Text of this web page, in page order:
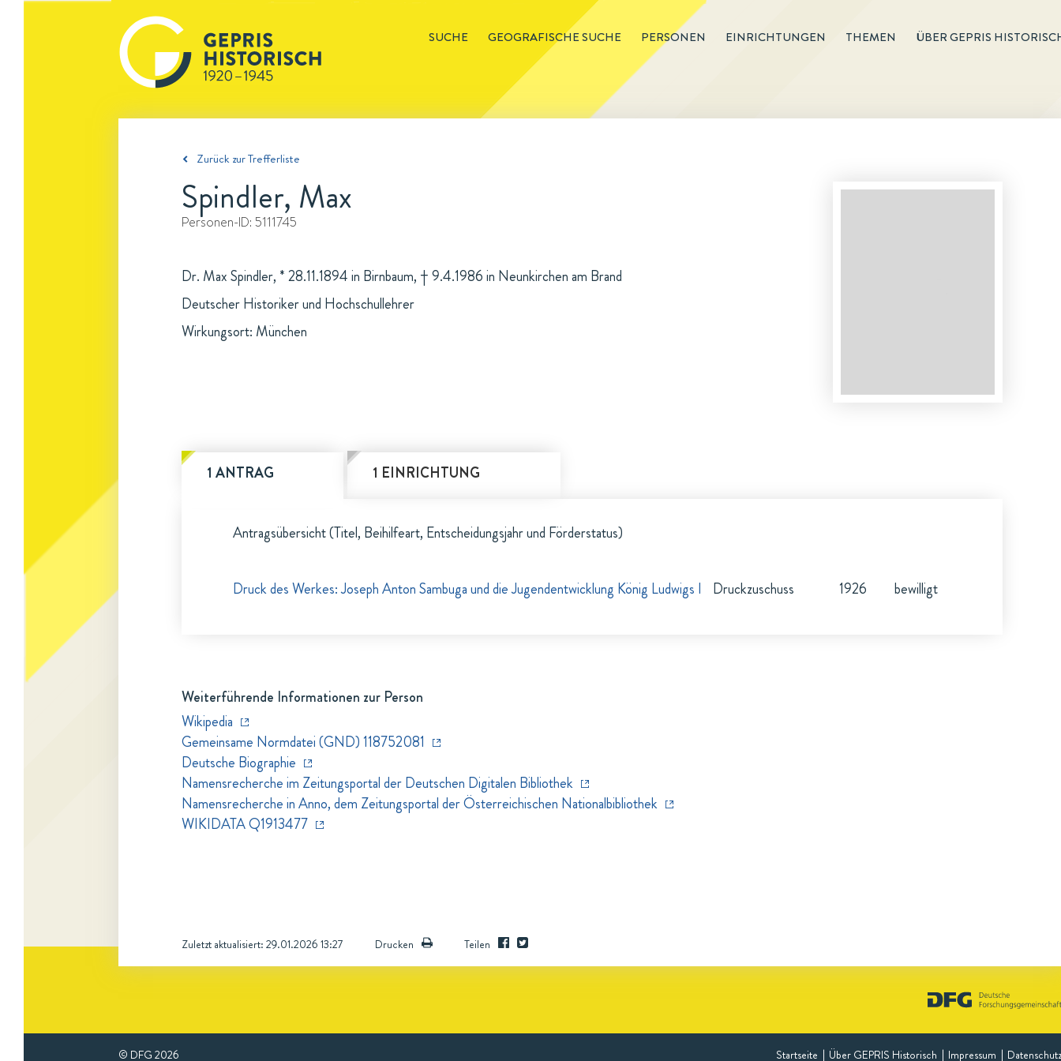
SUCHE GEOGRAFISCHE SUCHE PERSONEN EINRICHTUNGEN THEMEN ÜBER GEPRIS
Zurück zur Trefferliste
Spindler, Max
Personen-ID: 5111745
Dr. Max Spindler, * 28.11.1894 in Birnbaum, † 9.4.1986 in Neunkirchen am Brand
Deutscher Historiker und Hochschullehrer
Wirkungsort: München
1 ANTRAG 1 EINRICHTUNG
Antragsübersicht (Titel, Beihilfeart, Entscheidungsjahr und Förderstatus)
Druck des Werkes: Joseph Anton Sambuga und die Jugendentwicklung König Ludwigs I Druckzuschuss 1926 bewilligt
Weiterführende Informationen zur Person
Wikipedia
Gemeinsame Normdatei (GND) 118752081
Deutsche Biographie
Namensrecherche im Zeitungsportal der Deutschen Digitalen Bibliothek
Namensrecherche in Anno, dem Zeitungsportal der Österreichischen Nationalbibliothek
WIKIDATA Q1913477
Zuletzt aktualisiert: 29.01.2026 13:27 Drucken Teilen
© DFG 2026 Startseite Über GEPRIS Historisch Impressum Datenschutz